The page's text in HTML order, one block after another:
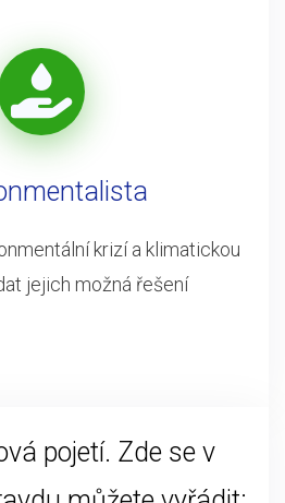
krizí a klimatickou
jejich možná řešení
pojetí. Zde se v